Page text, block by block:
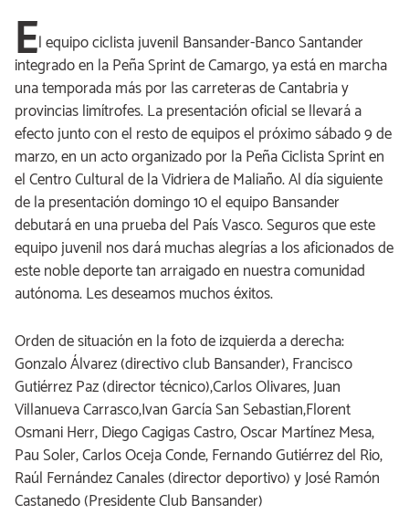
El equipo ciclista juvenil Bansander-Banco Santander
integrado en la Peña Sprint de Camargo, ya está en marcha
una temporada más por las carreteras de Cantabria y
provincias limítrofes. La presentación oficial se llevará a
efecto junto con el resto de equipos el próximo sábado 9 de
marzo, en un acto organizado por la Peña Ciclista Sprint en
el Centro Cultural de la Vidriera de Maliaño. Al día siguiente
de la presentación domingo 10 el equipo Bansander
debutará en una prueba del País Vasco. Seguros que este
equipo juvenil nos dará muchas alegrías a los aficionados de
este noble deporte tan arraigado en nuestra comunidad
autónoma. Les deseamos muchos éxitos.
Orden de situación en la foto de izquierda a derecha:
Gonzalo Álvarez (directivo club Bansander), Francisco
Gutiérrez Paz (director técnico),Carlos Olivares, Juan
Villanueva Carrasco,Ivan García San Sebastian,Florent
Osmani Herr, Diego Cagigas Castro, Oscar Martínez Mesa,
Pau Soler, Carlos Oceja Conde, Fernando Gutiérrez del Rio,
Raúl Fernández Canales (director deportivo) y José Ramón
Castanedo (Presidente Club Bansander)